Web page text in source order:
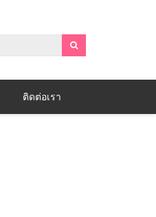
ติดต่อเรา